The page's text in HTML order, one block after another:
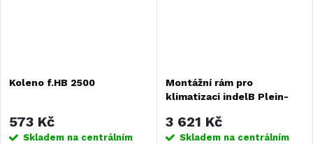
Koleno f.HB 2500
573 Kč
Skladem na centrálním
Montážní rám pro
klimatizaci indelB Plein-
X250/X290
3 621 Kč
Skladem na centrálním